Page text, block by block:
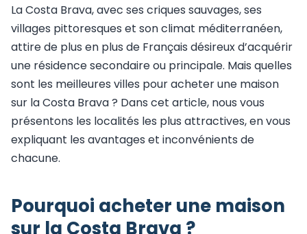
La Costa Brava, avec ses criques sauvages, ses
villages pittoresques et son climat méditerranéen,
attire de plus en plus de Français désireux d’acquérir
une résidence secondaire ou principale. Mais quelles
sont les meilleures villes pour acheter une maison
sur la Costa Brava ? Dans cet article, nous vous
présentons les localités les plus attractives, en vous
expliquant les avantages et inconvénients de
chacune.
Pourquoi acheter une maison
sur la Costa Brava ?